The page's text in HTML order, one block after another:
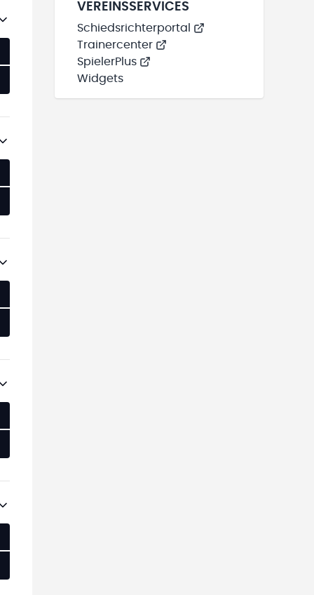
VEREINSSERVICES
Schiedsrichterportal
Trainercenter
SpielerPlus
Widgets